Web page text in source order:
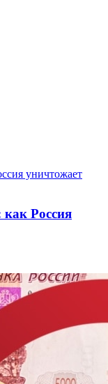
как Россия